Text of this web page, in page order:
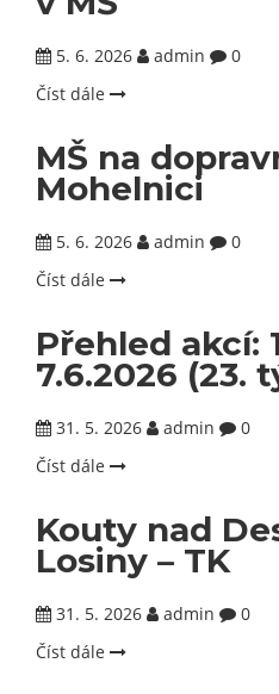
5. 6. 2026 admin
0
Číst dále
MŠ na
Mohelnici
5. 6. 2026 admin
0
Číst dále
Přehled akcí:
7.6.2026 (23.
31. 5. 2026 admin
0
Číst dále
Kouty nad
Losiny – TK
31. 5. 2026 admin
0
Číst dále